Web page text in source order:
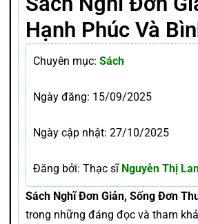
Hạnh Phúc Và
Chuyên mục: Sách
Ngày đăng: 15/09/2025
Ngày cập nhật: 27/10/2025
Đăng bởi: Thạc sĩNguyễn Thị
Sách Nghĩ Đơn Giản, Sống Đơn
trong những đáng đọc và tham